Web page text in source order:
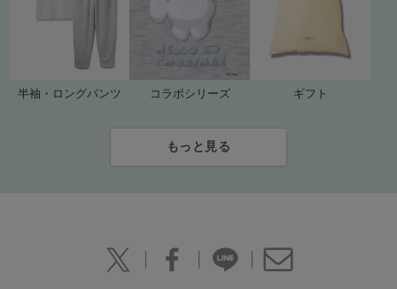
半袖・ロングパンツ コラボシリーズ ギフト
もっと見る